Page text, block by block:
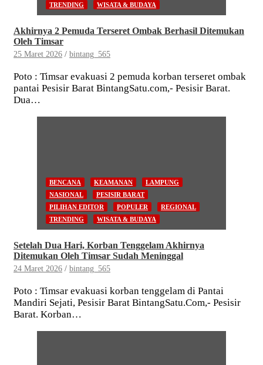
TRENDING
WISATA & BUDAYA
Akhirnya 2 Pemuda Terseret Ombak Berhasil Ditemukan
Oleh Timsar
25 Maret 2026 bintang_565
Poto : Timsar evakuasi 2 pemuda korban terseret ombak
pantai Pesisir Barat BintangSatu.com,- Pesisir Barat.
Dua…
BENCANA KEAMANAN
LAMPUNG
NASIONAL
PESISIR BARAT
PILIHAN EDITOR
POPULER
REGIONAL
TRENDING
WISATA & BUDAYA
Setelah Dua Hari, Korban Tenggelam Akhirnya
Ditemukan Oleh Timsar Sudah Meninggal
24 Maret 2026 bintang_565
Poto : Timsar evakuasi korban tenggelam di Pantai
Mandiri Sejati, Pesisir Barat BintangSatu.Com,- Pesisir
Barat. Korban…